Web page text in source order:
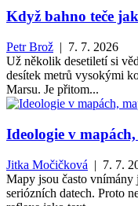
Když bahno teče
Petr Brož | 7. 7. 2026
Už několik desetiletí si
desítek metrů vysokými
Marsu. Je přitom...
Ideologie v
Jitka Močičková | 7. 7.
Mapy jsou často vnímány
seriózních datech. Proto